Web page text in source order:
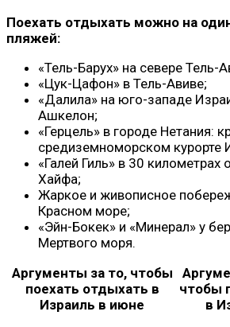
Поехать отдыхать можно на
пляжей:
«Тель-Барух» на севере Тель-
«Цук-Цафон» в Тель-Авиве;
«Далила» на юго-западе
Ашкелон;
«Герцель» в городе Нетания:
средиземноморском курорте
«Галей Гиль» в 30 километрах
Хайфа;
Жаркое и живописное
Красном море;
«Эйн-Бокек» и «Минерал» у
Мертвого моря.
Аргументы за то, чтобы
поехать отдыхать в
Израиль в июне
чтобы
в